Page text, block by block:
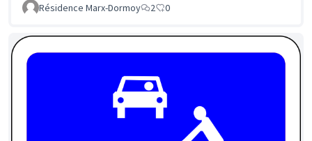
Résidence Marx-Dormoy
2 0